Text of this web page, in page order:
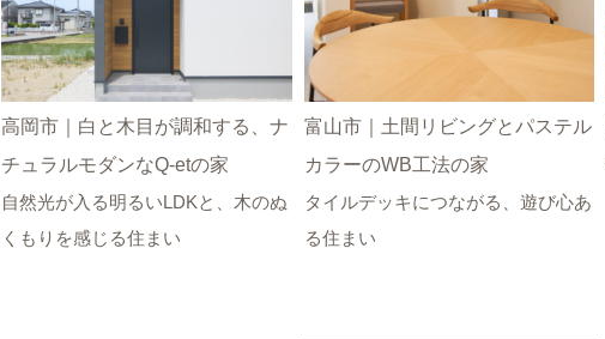
高岡市｜白と木目が調和する、ナ
チュラルモダンなQ-etの家
自然光が入る明るいLDKと、木のぬ
くもりを感じる住まい
富山市｜土間リビングとパステル
カラーのWB工法の家
タイルデッキにつながる、遊び心あ
る住まい